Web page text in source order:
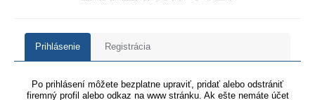
Prihlásenie Registrácia
Po prihlásení môžete bezplatne upraviť, pridať alebo odstrániť
firemný profil alebo odkaz na www stránku. Ak ešte nemáte účet